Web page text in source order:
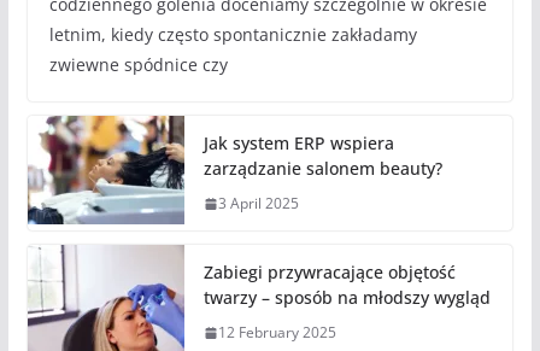
letnim, kiedy często spontanicznie zakładamy
zwiewne spódnice czy
Jak system ERP wspiera
zarządzanie salonem beauty?
3 April 2025
Zabiegi przywracające objętość
twarzy – sposób na młodszy wygląd
12 February 2025